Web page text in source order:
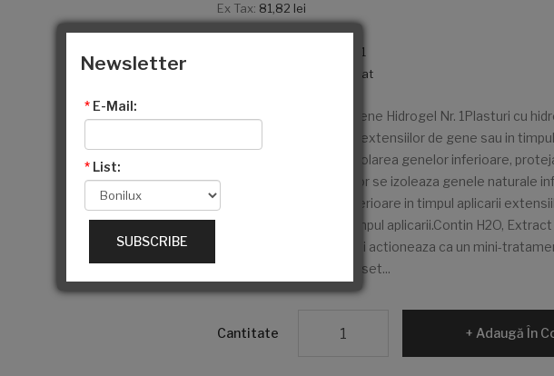
Ex Tax: 81,82 lei
ProducătoriBonilux
120PHBLXNr1
Stoc epuizat
120 * Plasturi Extensii Gene Hidrogel Nr. 1Plasturi cu
procedurii de aplicare a extensiilor de gene sau in
gene, makeup, pentru izolarea genelor inferioare,
contur ochi.Cu ajutorul lor se izoleaza genele naturale
confundate cu cele superioare in timpul aplicarii
si nu se depaseaza in timpul aplicarii.Contin H2O,
Vitamina C. Hidrateaza si actioneaza ca un mini-
ochilor. 120 seturi. 2buc/set...
Cantitate Adaugă În
Newsletter
*E-Mail:
*List:
SUBSCRIBE